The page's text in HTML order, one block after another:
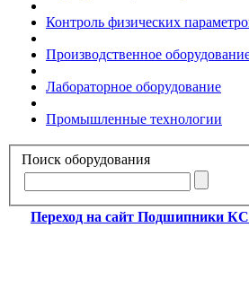
Контроль физических
Производственное
Лабораторное оборудование
Промышленные технологии
Поиск оборудования
Переход на сайт Подшипники